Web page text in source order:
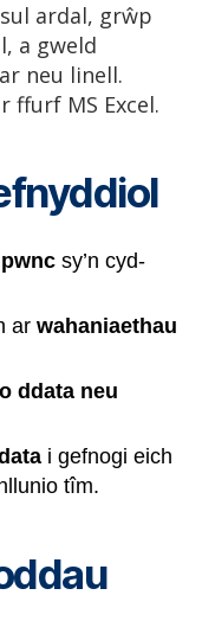
ardal, grŵp
a gweld
neu linell.
ffurf MS Excel.
sy’n cyd-
ar wahaniaethau
ddata neu
i gefnogi eich
tîm.